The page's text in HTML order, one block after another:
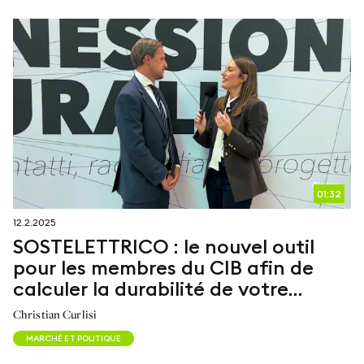
01:32
12.2.2025
SOSTELETTRICO : le nouvel outil
pour les membres du CIB afin de
calculer la durabilité de votre
installation de biogaz
Christian Curlisi
MARCHÉ ET POLITIQUE